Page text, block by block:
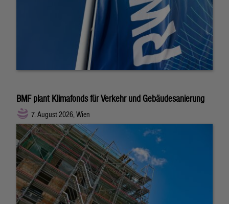
BMF plant Klimafonds für Verkehr und Gebäudesanierung
7. August 2026, Wien